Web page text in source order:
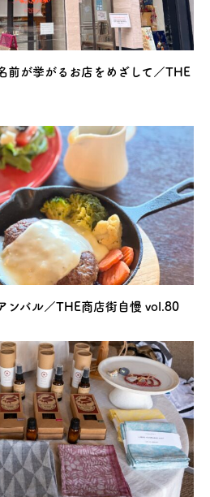
前が挙がるお店をめざして／THE
ンバル／THE商店街自慢 vol.80